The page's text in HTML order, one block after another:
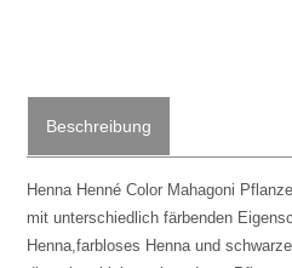
Beschreibung
HennaHenné Color Mahagoni
mit unterschiedlich färbenden
Henna,farbloses Henna und